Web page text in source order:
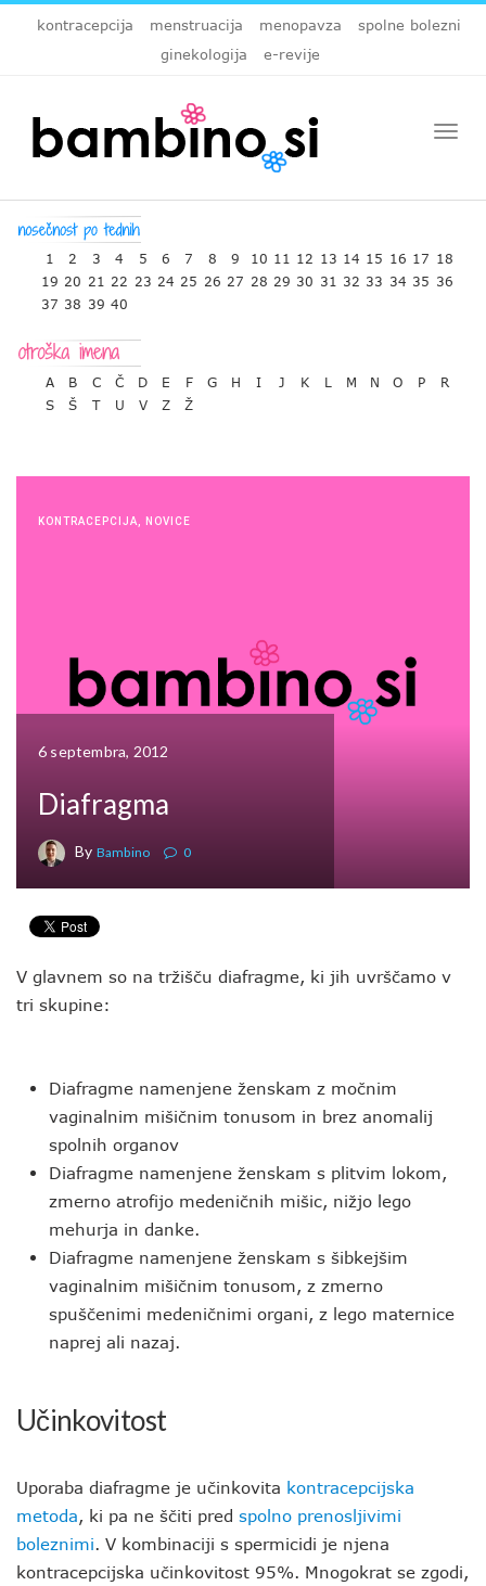
kontracepcija menstruacija menopavza
spolne bolezni
ginekologija
e-revije
1 2 3 4 5 6 7 8 9 10 11 12 13 14 15 16 17 18
19 20 21 22 23 24 25 26 27 28 29 30 31 32 33 34 35 36
37 38 39 40
A B C Č D E F G H I J K L M N O P
R
S
Š T U V Z Ž
KONTRACEPCIJA NOVICE
6 septembra, 2012
Diafragma
By Bambino 0
V glavnem so na tržišču diafragme, ki jih uvrščamo v
tri skupine:
Diafragme namenjene ženskam z močnim
vaginalnim mišičnim tonusom in brez anomalij
spolnih organov
Diafragme namenjene ženskam s plitvim lokom,
zmerno atrofijo medeničnih mišic, nižjo lego
mehurja in danke.
Diafragme namenjene ženskam s šibkejšim
vaginalnim mišičnim tonusom, z zmerno
spuščenimi medeničnimi organi, z lego maternice
naprej ali nazaj.
Učinkovitost
Uporaba diafragme je učinkovita kontracepcijska
metoda, ki pa ne ščiti pred spolno prenosljivimi
boleznimi. V kombinaciji s spermicidi je njena
kontracepcijska učinkovitost 95%. Mnogokrat se zgodi,